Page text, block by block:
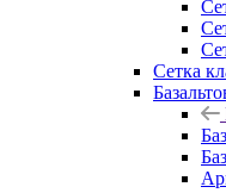
Сетка